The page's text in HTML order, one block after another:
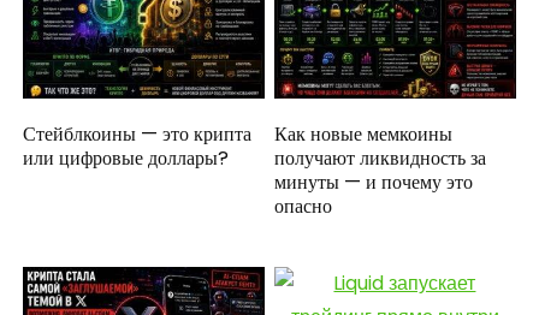
Стейблкоины — это крипта
или цифровые доллары?
Как новые мемкоины
получают ликвидность за
минуты — и почему это
опасно